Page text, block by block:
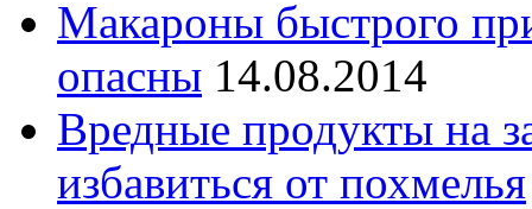
Макароны быстрого
опасны 14.08.2014
Вредные продукты на
избавиться от похмелья